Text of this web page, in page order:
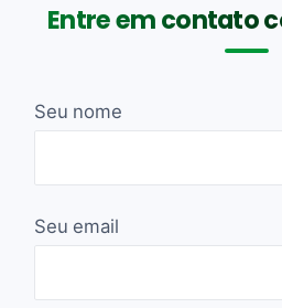
Entre em contato
Seu nome
Seu email